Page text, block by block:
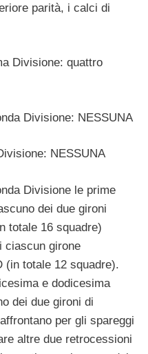
parità, i calci di
Divisione: quattro
Divisione: NESSUNA
NESSUNA
Divisione le prime
dei due gironi
totale 16 squadre)
ciascun girone
(in totale 12 squadre).
e dodicesima
dei due gironi di
per gli spareggi
altre due retrocessioni